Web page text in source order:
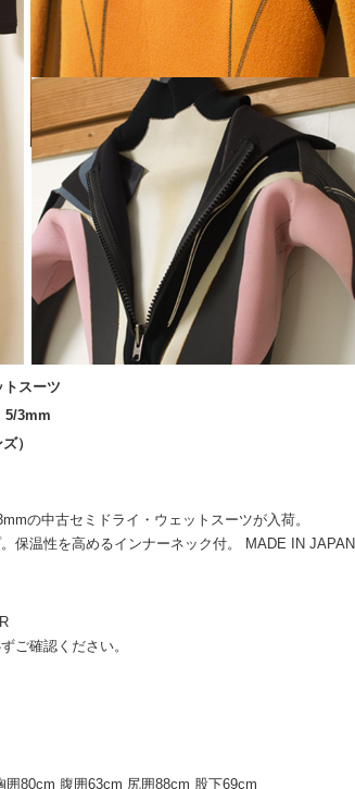
スーツ
5/3mm
）
の中古セミドライ・ウェットスーツが入荷。
保温性を高めるインナーネック付。 MADE IN JAPAN
ご確認ください。
囲80cm 腹囲63cm 尻囲88cm 股下69cm